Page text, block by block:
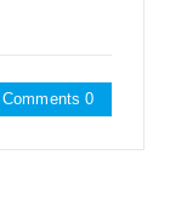
Comments 0